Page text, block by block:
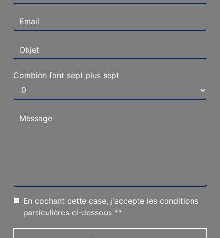
Combien font sept plus sept
En cochant cette case, j'accepte les conditions
particulières ci-dessous **